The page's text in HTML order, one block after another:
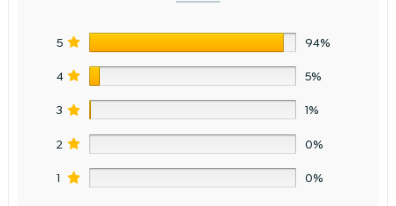
5 94%
4 5%
3 1%
2 0%
1 0%